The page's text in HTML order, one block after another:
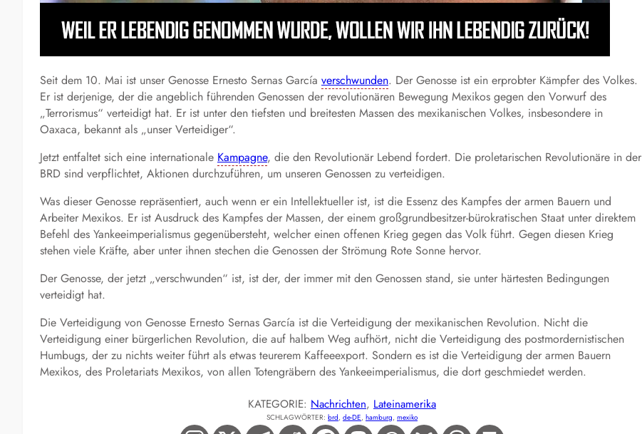
Seit dem 10. Mai ist unser Genosse Ernesto Sernas García verschwunden. Der Genosse ist ein erprobter Kämpfer des Volkes.
Er ist derjenige, der die angeblich führenden Genossen der revolutionären Bewegung Mexikos gegen den Vorwurf des
„Terrorismus“ verteidigt hat. Er ist unter den tiefsten und breitesten Massen des mexikanischen Volkes, insbesondere in
Oaxaca, bekannt als „unser Verteidiger“.
Jetzt entfaltet sich eine internationale Kampagne, die den Revolutionär Lebend fordert. Die proletarischen Revolutionäre in der
BRD sind verpflichtet, Aktionen durchzuführen, um unseren Genossen zu verteidigen.
Was dieser Genosse repräsentiert, auch wenn er ein Intellektueller ist, ist die Essenz des Kampfes der armen Bauern und
Arbeiter Mexikos. Er ist Ausdruck des Kampfes der Massen, der einem großgrundbesitzer-bürokratischen Staat unter direktem
Befehl des Yankeeimperialismus gegenübersteht, welcher einen offenen Krieg gegen das Volk führt. Gegen diesen Krieg
stehen viele Kräfte, aber unter ihnen stechen die Genossen der Strömung Rote Sonne hervor.
Der Genosse, der jetzt „verschwunden“ ist, ist der, der immer mit den Genossen stand, sie unter härtesten Bedingungen
verteidigt hat.
Die Verteidigung von Genosse Ernesto Sernas García ist die Verteidigung der mexikanischen Revolution. Nicht die
Verteidigung einer bürgerlichen Revolution, die auf halbem Weg aufhört, nicht die Verteidigung des postmordernistischen
Humbugs, der zu nichts weiter führt als etwas teurerem Kaffeeexport. Sondern es ist die Verteidigung der armen Bauern
Mexikos, des Proletariats Mexikos, von allen Totengräbern des Yankeeimperialismus, die dort geschmiedet werden.
KATEGORIE: Nachrichten, Lateinamerika
SCHLAGWÖRTER: brd, de-DE, hamburg, mexiko